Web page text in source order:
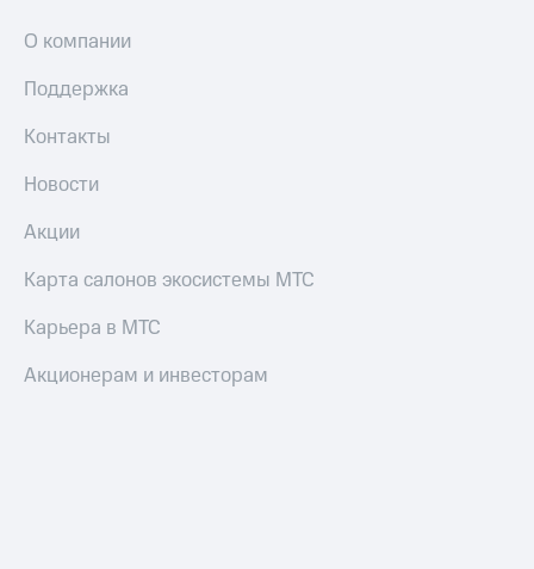
О компании
Поддержка
Контакты
Новости
Акции
Карта салонов экосистемы МТС
Карьера в МТС
Акционерам и инвесторам